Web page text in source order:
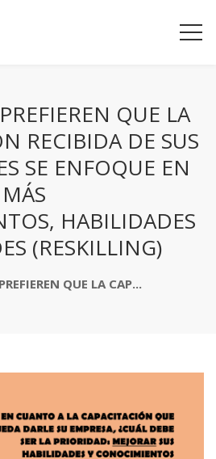
QUE LA
RECIBIDA DE SUS
SE ENFOQUE EN
HABILIDADES
(RESKILLING)
QUE LA CAP...